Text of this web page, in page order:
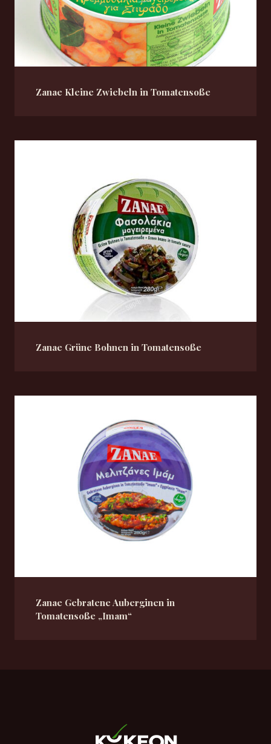
Zanae Kleine Zwiebeln in Tomatensoße
Zanae Grüne Bohnen in Tomatensoße
Zanae Gebratene Auberginen in
Tomatensoße „Imam“